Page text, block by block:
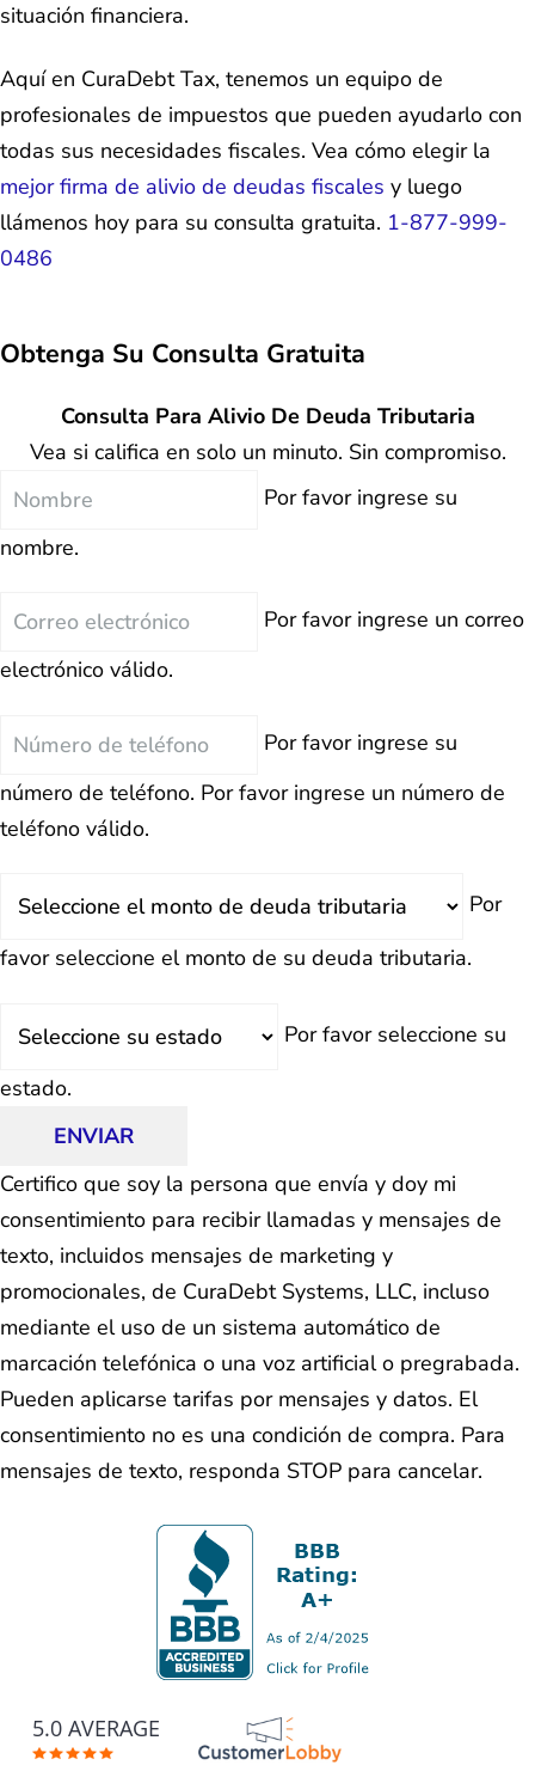
situación financiera.
Aquí en CuraDebt Tax, tenemos un equipo de
profesionales de impuestos que pueden ayudarlo con
todas sus necesidades fiscales. Vea cómo elegir la
mejor firma de alivio de deudas fiscales y luego
llámenos hoy para su consulta gratuita. 1-877-999-
0486
Obtenga Su Consulta Gratuita
Consulta Para Alivio De Deuda Tributaria
Vea si califica en solo un minuto. Sin compromiso.
Nombre
Por favor ingrese su
nombre.
Correo
Por favor ingrese un correo
electrónico válido.
Teléfono
Por favor ingrese su
número de teléfono. Por favor ingrese un número de
teléfono válido.
Por
favor seleccione el monto de su deuda tributaria.
Por favor seleccione su
estado.
ENVIAR
Certifico que soy la persona que envía y doy mi
consentimiento para recibir llamadas y mensajes de
texto, incluidos mensajes de marketing y
promocionales, de CuraDebt Systems, LLC, incluso
mediante el uso de un sistema automático de
marcación telefónica o una voz artificial o pregrabada.
Pueden aplicarse tarifas por mensajes y datos. El
consentimiento no es una condición de compra. Para
mensajes de texto, responda STOP para cancelar.
5.0 AVERAGE